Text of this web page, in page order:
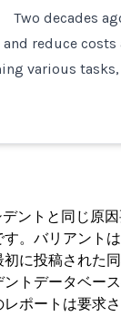
Two decades
reduce
various
デントと同じ原
。バリアント
に投稿された
トデータベー
ポートは要求さ